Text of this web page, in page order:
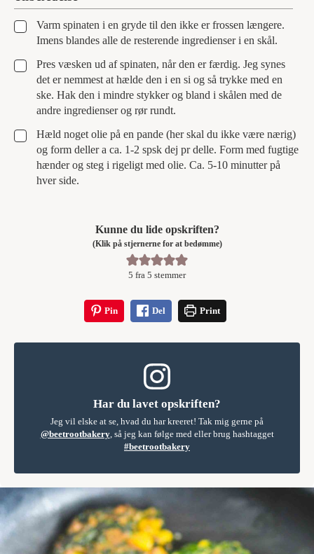
▢
Varm spinaten i en gryde til den ikke er frossen længere.
Imens blandes alle de resterende ingredienser i en skål.
▢
Pres væsken ud af spinaten, når den er færdig. Jeg synes
det er nemmest at hælde den i en si og så trykke med en
ske. Hak den i mindre stykker og bland i skålen med de
andre ingredienser og rør rundt.
▢
Hæld noget olie på en pande (her skal du ikke være nærig)
og form deller a ca. 1-2 spsk dej pr delle. Form med fugtige
hænder og steg i rigeligt med olie. Ca. 5-10 minutter på
hver side.
Kunne du lide opskriften?
(Klik på stjernerne for at bedømme)
5 fra 5 stemmer
Pin Del Print
Har du lavet opskriften?
Jeg vil elske at se, hvad du har kreeret! Tak mig gerne på
@beetrootbakery, så jeg kan følge med eller brug hashtagget
#beetrootbakery